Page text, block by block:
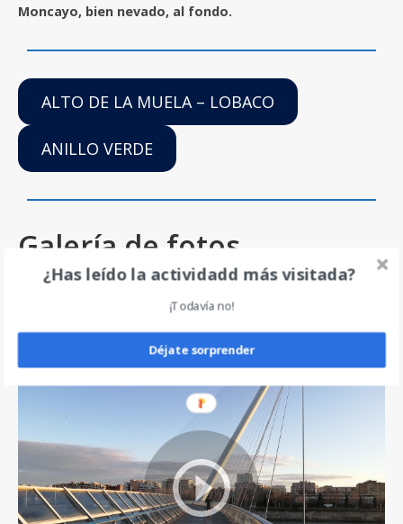
Moncayo, bien nevado, al fondo.
ALTO DE LA MUELA – LOBACO
ANILLO VERDE
Galería de fotos
¿Has leído la actividadd más visitada?
¡Todavía no!
Déjate sorprender